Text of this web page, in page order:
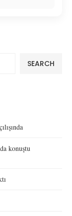
SEARCH
konuştu